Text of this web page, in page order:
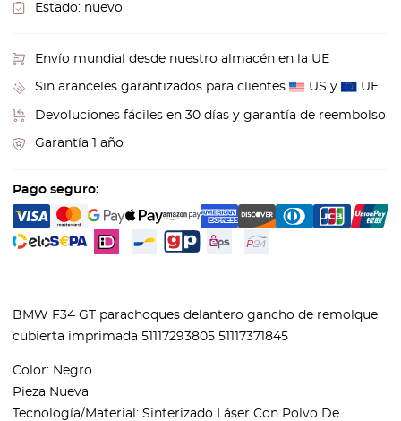
Estado: nuevo
Envío mundial desde nuestro almacén en la UE
Sin aranceles garantizados para clientes US y UE
Devoluciones fáciles en 30 días y garantía de reembolso
Garantía 1 año
Pago seguro:
BMW F34 GT parachoques delantero gancho de remolque
cubierta imprimada 51117293805 51117371845
Color: Negro
Pieza Nueva
Tecnología/Material: Sinterizado Láser Con Polvo De